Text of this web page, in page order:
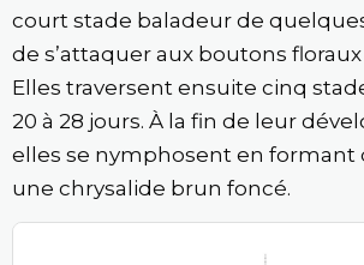
court stade baladeur de
de s’attaquer aux boutons floraux
Elles traversent ensuite cinq
20 à 28 jours. À la fin de leur
elles se nymphosent en formant
une chrysalide brun foncé.